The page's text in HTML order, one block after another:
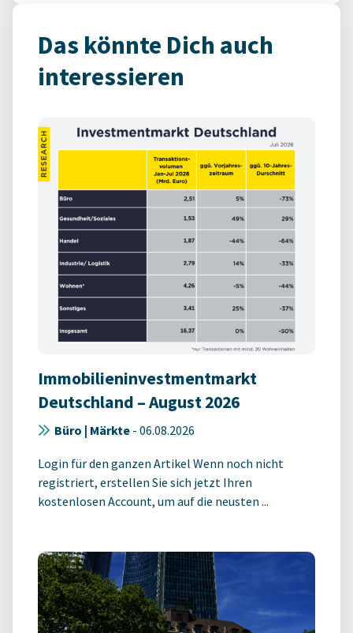
Das könnte Dich auch
interessieren
Immobilieninvestmentmarkt
Deutschland – August 2026
Büro | Märkte - 06.08.2026
Login für den ganzen Artikel Wenn noch nicht
registriert, erstellen Sie sich jetzt Ihren
kostenlosen Account, um auf die neusten ...